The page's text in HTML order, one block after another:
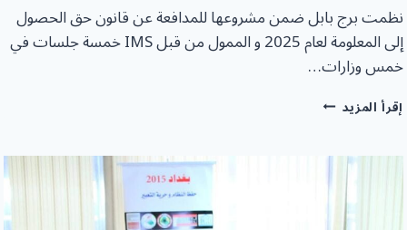
نظمت برج بابل ضمن مشروعها للمدافعة عن قانون حق الحصول
إلى المعلومة لعام 2025 و الممول من قبل IMS خمسة جلسات في
خمس وزارات…
إقرأ المزيدالتعريف
حق
الحصول